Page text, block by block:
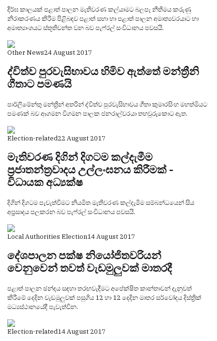
දීර්ඝ කාලයක් පළාත් පාලන මැතිවරණ කල්යාමට බලපෑ නීතිමය කරුණු
නිරාකරණය කිරීම පිළිබඳව පළාත් සභා හා පළාත් පාලන අමාත්‍යවරයාට හා
අමාත්‍යාංශයට ස්තූතිවන්ත වන බව පැෆ්රල් සංවිධානය පවසයි.
Other News24 August 2017
ද්විත්ව පුරවැසිභාවය හිමිව ඇත්තේ මන්ත්‍රීනි
ගීතාට පමණයි
පාර්ලිමේන්තු මන්ත්‍රීන් අතරින් ද්විත්ව පුරවැසිභාවය ගීතා කුමාරසිංහ මහත්මියට
පමණක් බව ආගමන විගමන පාලක ජනරාල්වරයා තහවුරුකොට ඇත.
Election-related22 August 2017
මැතිවරණ දිගින් දිගටම කල්දැමීම
ප්‍රජාතන්ත්‍රවාදය උල්ලංඝනය කිරීමක් -
විධායක අධ්‍යක්ෂ
දිගින් දිගටම පැවැත්වීමට නියමිත මැතිවරණ කල්දැමීම සම්බන්ධයෙන් සිය
අප්‍රසාදය පලකරන බව පැෆ්රල් සංවිධානය පවසයි.
Local Authorities Election14 August 2017
දේශපාලන පක්ෂ නියෝජිතවරියන්
වෙනුවෙන් තවත් වැඩමුලුවක් මාතරදී
පළාත් පාලන ඡන්දය සඳහා තරඟවැදීමට අපේක්ෂිත කාන්තාවන් දැනුවත්
කිරීමේ දෙදින වැඩමුලුවක් පසුගිය 12 හා 12 දෙදින මාතර සර්වෝදය දිස්ත්‍රික්
මධ්‍යස්ථානයේදී පැවැත්වින.
Election-related14 August 2017